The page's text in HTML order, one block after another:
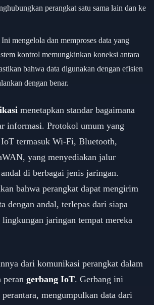
perangkat satu sama lain dan ke
Ini mengelola dan memproses data yang
kontrol memungkinkan koneksi antara
bahwa data digunakan dengan efisien
dengan benar.
menetapkan standar bagaimana
informasi. Protokol umum yang
termasuk Wi-Fi, Bluetooth,
yang menyediakan jalur
di berbagai jenis jaringan.
bahwa perangkat dapat mengirim
dengan andal, terlepas dari siapa
lingkungan jaringan tempat mereka
dari komunikasi perangkat dalam
peran gerbang IoT. Gerbang ini
mengumpulkan data dari